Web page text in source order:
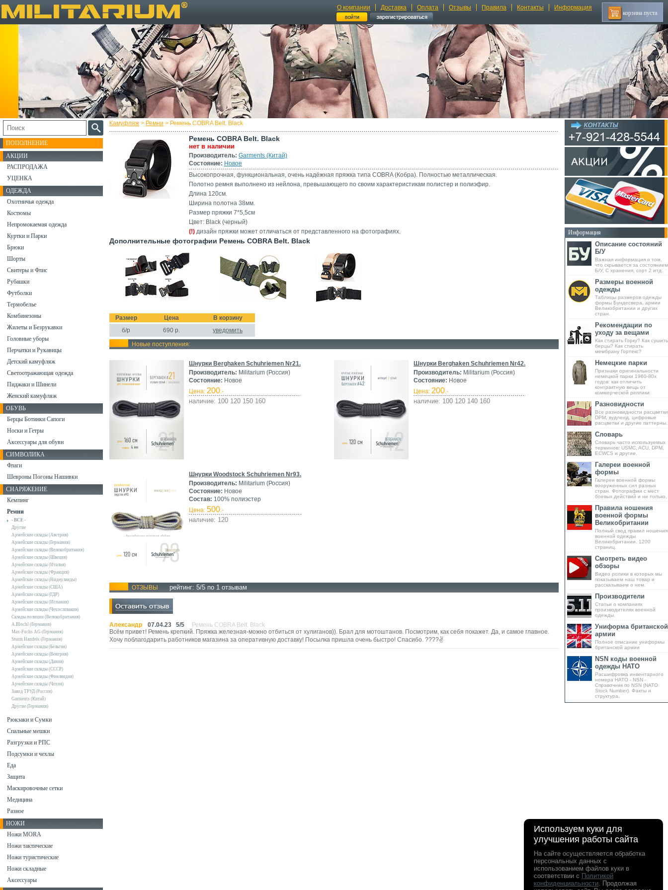
О компании Доставка Оплата Отзывы Правила Контакты Информация
корзина пуста
Камуфляж > Ремни > Ремень COBRA Belt. Black
Ремень COBRA Belt. Black
нет в наличии
Производитель: Garments (Китай)
Состояние: Новое
Высокопрочная, функциональная, очень надёжная пряжка типа COBRA (Кобра). Полностью металлическая.
Полотно ремня выполнено из нейлона, превышающего по своим характеристикам полистер и полиэфир.
Длина 120см.
Ширина полотна 38мм.
Размер пряжки 7*5,5см
Цвет: Black (черный)
(!) дизайн пряжки может отличаться от представленного на фотографиях.
Дополнительные фотографии Ремень COBRA Belt. Black
Размер Цена
В корзину
б/р
690 р.
уведомить
Новые поступления:
Шнурки Berghaken Schuhriemen Nr21.
Производитель: Militarium (Россия)
Состояние: Новое
Цена: 200.-
наличие: 100 120 150 160
Шнурки Berghaken Schuhriemen Nr42.
Производитель: Militarium (Россия)
Состояние: Новое
Цена: 200.-
наличие: 100 120 140 160
Шнурки Woodstock Schuhriemen Nr93.
Производитель: Militarium (Россия)
Состояние: Новое
Состав: 100% полиэстер
Цена: 500.-
наличие: 120
ОТЗЫВЫ рейтинг: 5/5 по 1 отзывам
Александр 07.04.23 5/5
Ремень COBRA Belt. Black
Всём привет! Ремень крепкий. Пряжка железная-можно отбиться от хулиганов)). Брал для мотоштанов. Посмотрим, как себя покажет. Да, и самое главное.
Хочу поблагодарить работников магазина за оперативную доставку! Посылка пришла очень быстро! Спасибо. ????✌
ПОПОЛНЕНИЕ
АКЦИИ
РАСПРОДАЖА
УЦЕНКА
ОДЕЖДА
Охотничья одежда
Костюмы
Непромокаемая одежда
Куртки и Парки
Брюки
Шорты
Свитеры и Флис
Рубашки
Футболки
Термобелье
Комбинезоны
Жилеты и Безрукавки
Головные уборы
Перчатки и Рукавицы
Детский камуфляж
Светоотражающая одежда
Пиджаки и Шинели
Женский камуфляж
ОБУВЬ
Берцы Ботинки Сапоги
Носки и Гетры
Аксессуары для обуви
СИМВОЛИКА
Флаги
Шевроны Погоны Нашивки
СНАРЯЖЕНИЕ
Кемпинг
Ремни
- ВСЕ -
Другие
Армейские склады (Австрия)
Армейские склады (Германия)
Армейские склады (Великобритания)
Армейские склады (Швеция)
Армейские склады (Италия)
Армейские склады (Франция)
Армейские склады (Нидерланды)
Армейские склады (США)
Армейские склады (ГДР)
Армейские склады (Испания)
Армейские склады (Чехословакия)
Склады полиции (Великобритания)
A.Blochl (Германия)
Max-Fuchs AG (Германия)
Sturm Handels (Германия)
Армейские склады (Бельгия)
Армейские склады (Венгрия)
Армейские склады (Дания)
Армейские склады (СССР)
Армейские склады (Финляндия)
Армейские склады (Чехия)
Завод ТРУД (Россия)
Garments (Китай)
Другие (Германия)
Рюкзаки и Сумки
Спальные мешки
Разгрузки и РПС
Подсумки и чехлы
Еда
Защита
Маскировочные сетки
Медицина
Разное
НОЖИ
Ножи MORA
Ножи тактические
Ножи туристические
Ножи складные
Аксессуары
Информация
Описание состояний
Б/У
Важная информация о том,
что скрывается за состоянием
Б/У, С хранения, сорт 2 итд.
Размеры военной
одежды
Таблицы размеров одежды
формы Бундесвера, армии
Великобритании и других
стран.
Рекомендации по
уходу за вещами
Как стирать Горку? Как сушить
берцы? Как стирать
мембрану Гортекс?
Немецкие парки
Признаки оригинальности
немецкой парки 1960-80х
годов: как отличить
контрактную вещь от
коммерческой реплики
Разновидности
Все разновидности расцветки
DPM, вудленд, цифровые
расцветки и другие паттерны.
Словарь
Словарь часто используемых
терминов: USMC, ACU, DPM,
ECWCS и другие.
Галереи военной
формы
Галереи военной формы
вооруженных сил разных
стран. Фотографии с мест
боевых действий и не только.
Правила ношения
военной формы
Великобритании
Полный свод правил ношения
военной одежды
Великобритании. 1200
страниц.
Смотреть видео
обзоры
Видео ролики в которых мы
показываем наш товар и
рассказываем о нем.
Производители
Статьи о компаниях
производителях военной
одежды.
Униформа британской
армии
Полное описание униформы
британской армии
NSN коды военной
одежды НАТО
Расшифровка инвентарного
номера НАТО - NSN -
Справочник по NSN (NATO
Stock Number). Факты и
структура.
Используем куки для
улучшения работы сайта
На сайте осуществляется обработка
персональных данных с
использованием файлов куки в
соответствии с Политикой
конфиденциальности. Продолжая